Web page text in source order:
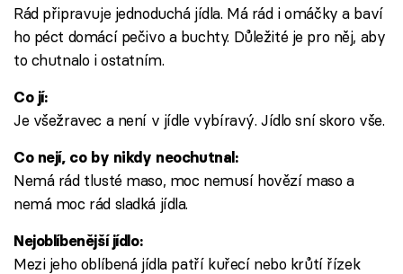
Rád připravuje jednoduchá jídla. Má rád i omáčky a baví
ho péct domácí pečivo a buchty. Důležité je pro něj, aby
to chutnalo i ostatním.
Co jí:
Je všežravec a není v jídle vybíravý. Jídlo sní skoro vše.
Co nejí, co by nikdy neochutnal:
Nemá rád tlusté maso, moc nemusí hovězí maso a
nemá moc rád sladká jídla.
Nejoblíbenější jídlo:
Mezi jeho oblíbená jídla patří kuřecí nebo krůtí řízek